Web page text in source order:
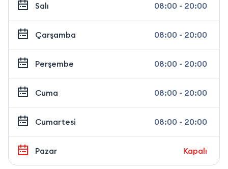
Salı 08:00 - 20:00
Çarşamba 08:00 - 20:00
Perşembe 08:00 - 20:00
Cuma 08:00 - 20:00
Cumartesi 08:00 - 20:00
Pazar Kapalı